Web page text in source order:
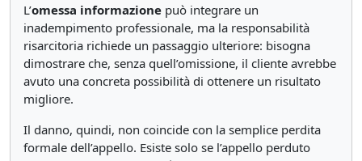
L’omessa informazione può integrare un
inadempimento professionale, ma la responsabilità
risarcitoria richiede un passaggio ulteriore: bisogna
dimostrare che, senza quell’omissione, il cliente avrebbe
avuto una concreta possibilità di ottenere un risultato
migliore.
Il danno, quindi, non coincide con la semplice perdita
formale dell’appello. Esiste solo se l’appello perduto